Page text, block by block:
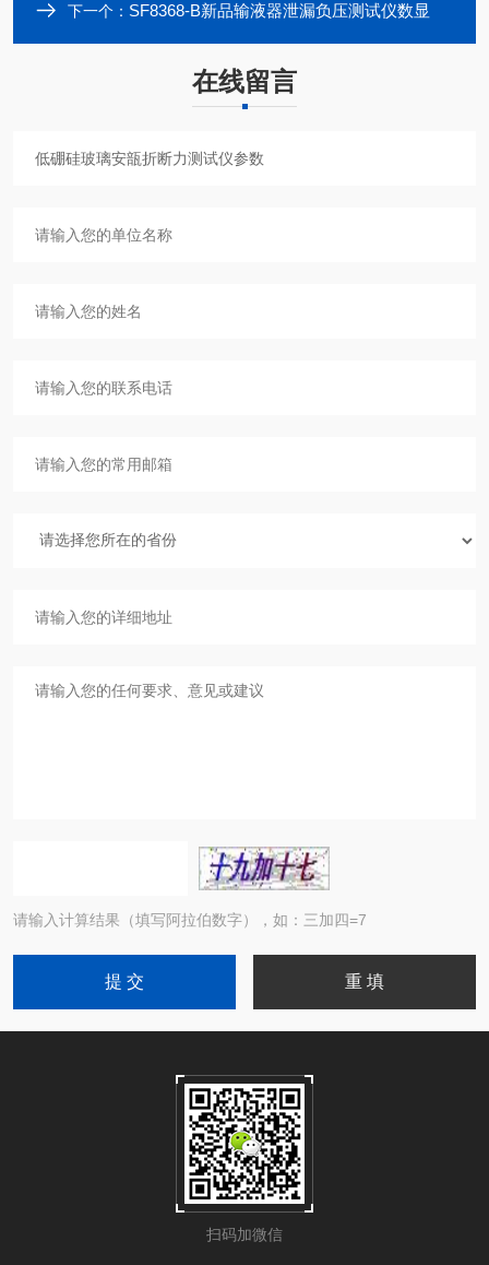
下一个： SF8368-B新品输液器泄漏负压测试仪数显
在线留言
请输入计算结果（填写阿拉伯数字），如：三加四=7
扫码加微信